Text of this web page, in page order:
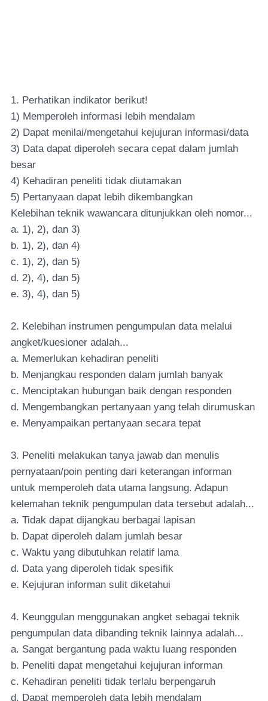
1. Perhatikan indikator berikut!
1) Memperoleh informasi lebih mendalam
2) Dapat menilai/mengetahui kejujuran informasi/data
3) Data dapat diperoleh secara cepat dalam jumlah
besar
4) Kehadiran peneliti tidak diutamakan
5) Pertanyaan dapat lebih dikembangkan
Kelebihan teknik wawancara ditunjukkan oleh nomor...
a. 1), 2), dan 3)
b. 1), 2), dan 4)
c. 1), 2), dan 5)
d. 2), 4), dan 5)
e. 3), 4), dan 5)
2. Kelebihan instrumen pengumpulan data melalui
angket/kuesioner adalah...
a. Memerlukan kehadiran peneliti
b. Menjangkau responden dalam jumlah banyak
c. Menciptakan hubungan baik dengan responden
d. Mengembangkan pertanyaan yang telah dirumuskan
e. Menyampaikan pertanyaan secara tepat
3. Peneliti melakukan tanya jawab dan menulis
pernyataan/poin penting dari keterangan informan
untuk memperoleh data utama langsung. Adapun
kelemahan teknik pengumpulan data tersebut adalah...
a. Tidak dapat dijangkau berbagai lapisan
b. Dapat diperoleh dalam jumlah besar
c. Waktu yang dibutuhkan relatif lama
d. Data yang diperoleh tidak spesifik
e. Kejujuran informan sulit diketahui
4. Keunggulan menggunakan angket sebagai teknik
pengumpulan data dibanding teknik lainnya adalah...
a. Sangat bergantung pada waktu luang responden
b. Peneliti dapat mengetahui kejujuran informan
c. Kehadiran peneliti tidak terlalu berpengaruh
d. Dapat memperoleh data lebih mendalam